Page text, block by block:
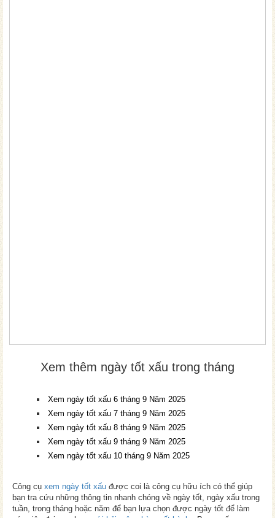
Xem thêm ngày tốt xấu trong tháng
Xem ngày tốt xấu 6 tháng 9 Năm 2025
Xem ngày tốt xấu 7 tháng 9 Năm 2025
Xem ngày tốt xấu 8 tháng 9 Năm 2025
Xem ngày tốt xấu 9 tháng 9 Năm 2025
Xem ngày tốt xấu 10 tháng 9 Năm 2025
Công cụ xem ngày tốt xấu được coi là công cụ hữu ích có thể giúp
bạn tra cứu những thông tin nhanh chóng về ngày tốt, ngày xấu trong
tuần, trong tháng hoặc năm để bạn lựa chọn được ngày tốt để làm